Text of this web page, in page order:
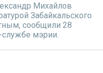
Михайлов
Забайкальского
сообщили 28
службе мэрии.